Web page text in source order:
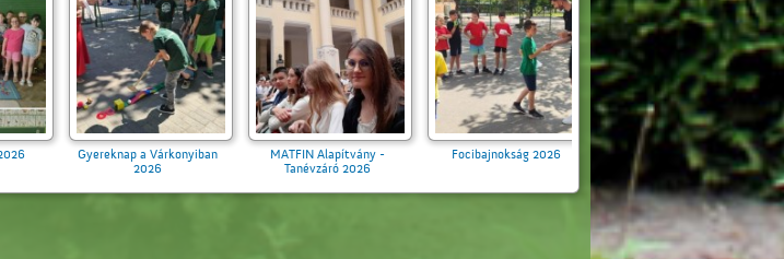
Aranytollacska 2026
Gyereknap a Várkonyiban
2026
MATFIN Alapítvány -
Focibajnokság 2026